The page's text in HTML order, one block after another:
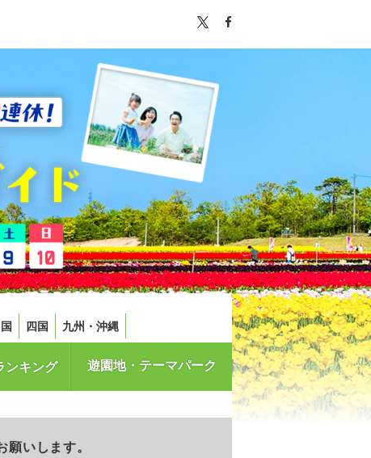
四国 九州・沖縄
キング 遊園地・テーマパーク
いします。